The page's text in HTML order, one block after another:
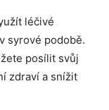
​léčivé⁤
syrové⁣ podobě.⁣
posílit svůj
zdraví‍ a⁢ snížit